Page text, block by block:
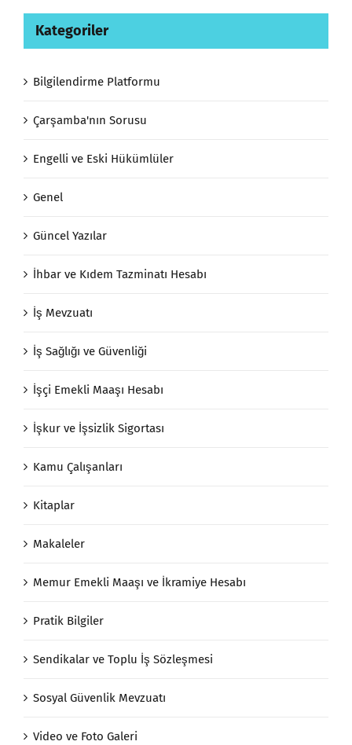
Kategoriler
Bilgilendirme Platformu
Çarşamba'nın Sorusu
Engelli ve Eski Hükümlüler
Genel
Güncel Yazılar
İhbar ve Kıdem Tazminatı Hesabı
İş Mevzuatı
İş Sağlığı ve Güvenliği
İşçi Emekli Maaşı Hesabı
İşkur ve İşsizlik Sigortası
Kamu Çalışanları
Kitaplar
Makaleler
Memur Emekli Maaşı ve İkramiye Hesabı
Pratik Bilgiler
Sendikalar ve Toplu İş Sözleşmesi
Sosyal Güvenlik Mevzuatı
Video ve Foto Galeri